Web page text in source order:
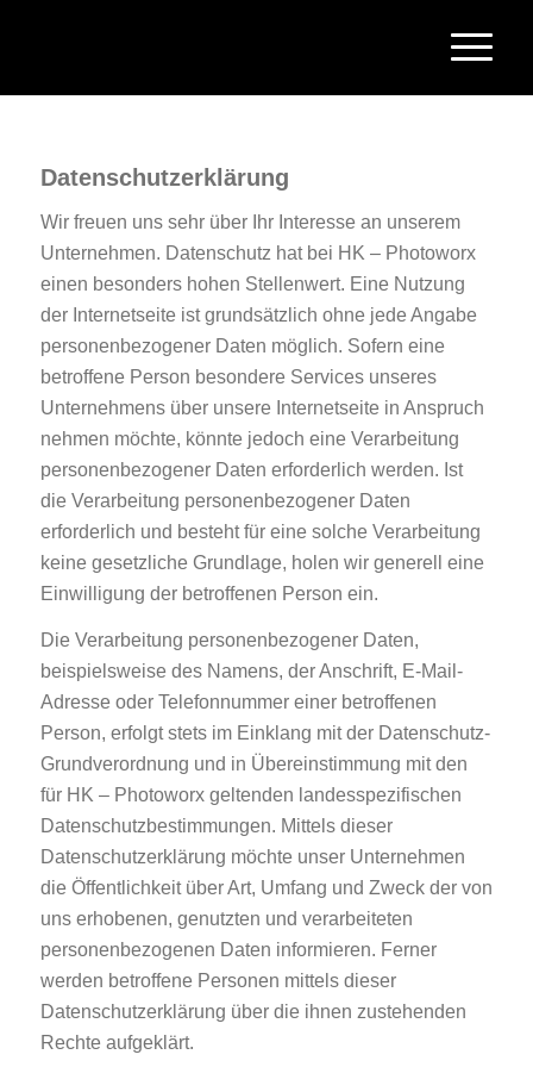
Datenschutzerklärung
Wir freuen uns sehr über Ihr Interesse an unserem
Unternehmen. Datenschutz hat bei HK – Photoworx
einen besonders hohen Stellenwert. Eine Nutzung
der Internetseite ist grundsätzlich ohne jede Angabe
personenbezogener Daten möglich. Sofern eine
betroffene Person besondere Services unseres
Unternehmens über unsere Internetseite in Anspruch
nehmen möchte, könnte jedoch eine Verarbeitung
personenbezogener Daten erforderlich werden. Ist
die Verarbeitung personenbezogener Daten
erforderlich und besteht für eine solche Verarbeitung
keine gesetzliche Grundlage, holen wir generell eine
Einwilligung der betroffenen Person ein.
Die Verarbeitung personenbezogener Daten,
beispielsweise des Namens, der Anschrift, E-Mail-
Adresse oder Telefonnummer einer betroffenen
Person, erfolgt stets im Einklang mit der Datenschutz-
Grundverordnung und in Übereinstimmung mit den
für HK – Photoworx geltenden landesspezifischen
Datenschutzbestimmungen. Mittels dieser
Datenschutzerklärung möchte unser Unternehmen
die Öffentlichkeit über Art, Umfang und Zweck der von
uns erhobenen, genutzten und verarbeiteten
personenbezogenen Daten informieren. Ferner
werden betroffene Personen mittels dieser
Datenschutzerklärung über die ihnen zustehenden
Rechte aufgeklärt.